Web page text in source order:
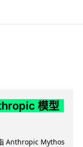
模型
Anthropic Mythos